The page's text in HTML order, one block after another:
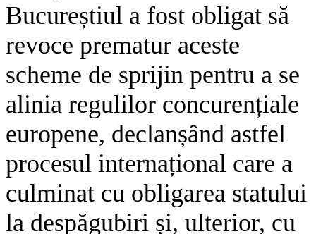
Bucureștiul a fost obligat să
revoce prematur aceste
scheme de sprijin pentru a se
alinia regulilor concurențiale
europene, declanșând astfel
procesul internațional care a
culminat cu obligarea statului
la despăgubiri și, ulterior, cu